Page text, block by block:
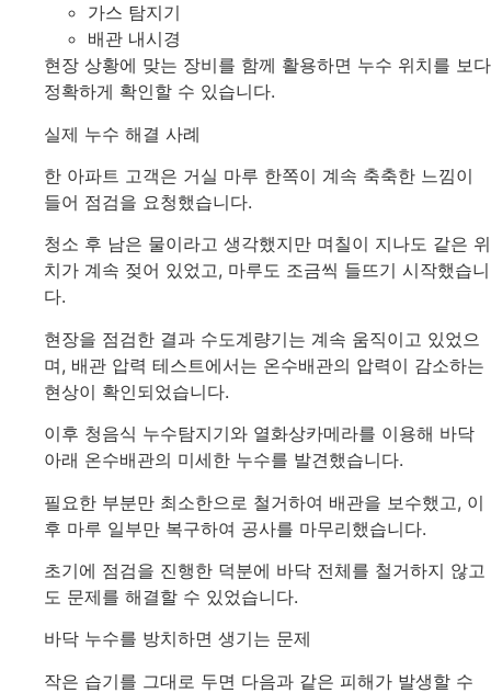
가스 탐지기
배관 내시경
현장 상황에 맞는 장비를 함께 활용하면 누수 위치를 보다
정확하게 확인할 수 있습니다.
실제 누수 해결 사례
한 아파트 고객은 거실 마루 한쪽이 계속 축축한 느낌이
들어 점검을 요청했습니다.
청소 후 남은 물이라고 생각했지만 며칠이 지나도 같은 위
치가 계속 젖어 있었고, 마루도 조금씩 들뜨기 시작했습니
다.
현장을 점검한 결과 수도계량기는 계속 움직이고 있었으
며, 배관 압력 테스트에서는 온수배관의 압력이 감소하는
현상이 확인되었습니다.
이후 청음식 누수탐지기와 열화상카메라를 이용해 바닥
아래 온수배관의 미세한 누수를 발견했습니다.
필요한 부분만 최소한으로 철거하여 배관을 보수했고, 이
후 마루 일부만 복구하여 공사를 마무리했습니다.
초기에 점검을 진행한 덕분에 바닥 전체를 철거하지 않고
도 문제를 해결할 수 있었습니다.
바닥 누수를 방치하면 생기는 문제
작은 습기를 그대로 두면 다음과 같은 피해가 발생할 수